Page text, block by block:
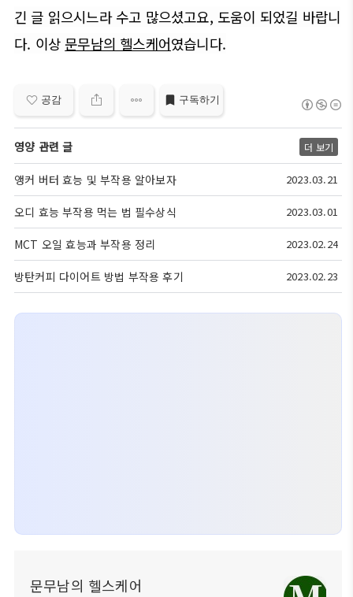
긴 글 읽으시느라 수고 많으셨고요, 도움이 되었길 바랍니
다. 이상문무남의 헬스케어였습니다.
공감 구독하기
영양 관련 글 더 보기
앵커 버터 효능 및 부작용 알아보자 2023.03.21
오디 효능 부작용 먹는 법 필수상식 2023.03.01
MCT 오일 효능과 부작용 정리 2023.02.24
방탄커피 다이어트 방법 부작용 후기 2023.02.23
문무남의 헬스케어